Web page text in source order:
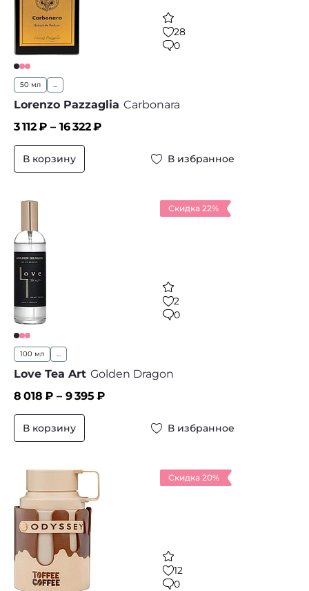
28
0
50 мл ...
Lorenzo Pazzaglia Carbonara
3 112₽ – 16 322₽
В корзину В избранное
Скидка 22%
2
0
100 мл ...
Love Tea Art Golden Dragon
8 018 ₽ – 9 395 ₽
В корзину В избранное
Скидка 20%
12
0